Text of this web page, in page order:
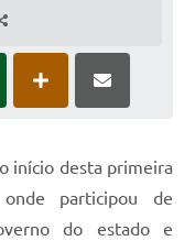
início desta primeira
participou de
do estado e